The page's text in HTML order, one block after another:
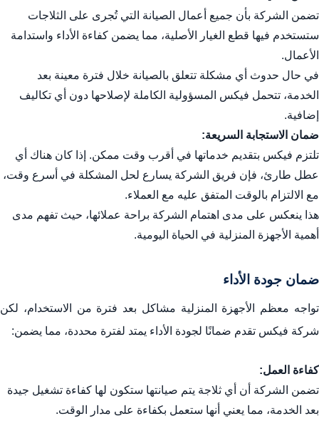
تضمن الشركة بأن جميع أعمال الصيانة التي تُجرى على الثلاجات
ستستخدم فيها قطع الغيار الأصلية، مما يضمن كفاءة الأداء واستدامة
الأعمال.
في حال حدوث أي مشكلة تتعلق بالصيانة خلال فترة معينة بعد
الخدمة، تتحمل فيكس المسؤولية الكاملة لإصلاحها دون أي تكاليف
إضافية.
ضمان الاستجابة السريعة:
تلتزم فيكس بتقديم خدماتها في أقرب وقت ممكن. إذا كان هناك أي
عطل طارئ، فإن فريق الشركة يسارع لحل المشكلة في أسرع وقت،
مع الالتزام بالوقت المتفق عليه مع العملاء.
هذا ينعكس على مدى اهتمام الشركة براحة عملائها، حيث تفهم مدى
أهمية الأجهزة المنزلية في الحياة اليومية.
ضمان جودة الأداء
تواجه معظم الأجهزة المنزلية مشاكل بعد فترة من الاستخدام، لكن
شركة فيكس تقدم ضمانًا لجودة الأداء يمتد لفترة محددة، مما يضمن:
كفاءة العمل:
تضمن الشركة أن أي ثلاجة يتم صيانتها ستكون لها كفاءة تشغيل جيدة
بعد الخدمة، مما يعني أنها ستعمل بكفاءة على مدار الوقت.